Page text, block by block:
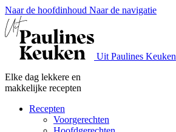
Naar de hoofdinhoud Naar de navigatie
Uit Paulines Keuken
Elke dag lekkere en
makkelijke recepten
Recepten
Voorgerechten